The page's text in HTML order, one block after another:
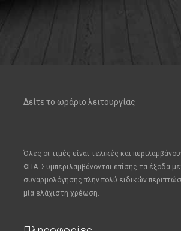
Δείτε το ωράριο λειτουργίας
Όλες οι τιμές είναι τελικές και
ΦΠΑ. Συμπεριλαμβάνονται επίσης τα έξοδα
συναρμολόγησης πλην πολύ ειδικών
μία ελάχιστη χρέωση.